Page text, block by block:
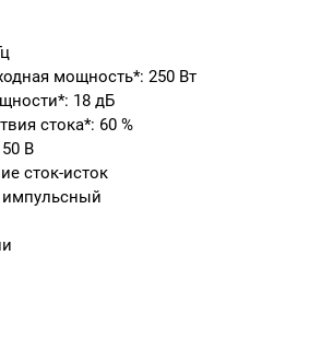
мощность*: 250 Вт
18 дБ
стока*: 60 %
В
сток-исток